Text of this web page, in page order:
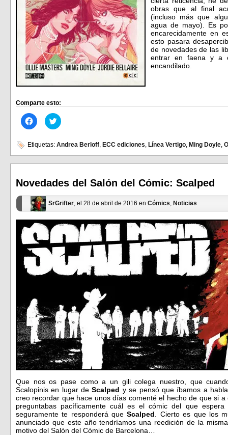
obras que al final
(incluso más que
agua de mayo). Es
encarecidamente en
esto pasara
de novedades de las
entrar en faena y a
encandilado.
Comparte esto:
Haz
clic
en
Facebook
(Se
abre
ventana
nueva)
Haz
clic
en
(Se
abre
ventana
nueva)
Etiquetas: Andrea Berloff, ECC ediciones, Línea Vertigo, Ming Doyle,
Novedades del Salón del Cómic: Scalped
SrGrifter, el 28 de abril de 2016 en Cómics, Noticias
Que nos os pase como a un gili colega nuestro, que
Scalopinis en lugar deScalped y se pensó que íbamos a
creo recordar que hace unos días comenté el hecho de que si
preguntabas pacíficamente cuál es el cómic del que
seguramente te responderá queScalped . Cierto es que los
anunciado que este año tendríamos una reedición de la
motivo del Salón del Cómic de Barcelona…